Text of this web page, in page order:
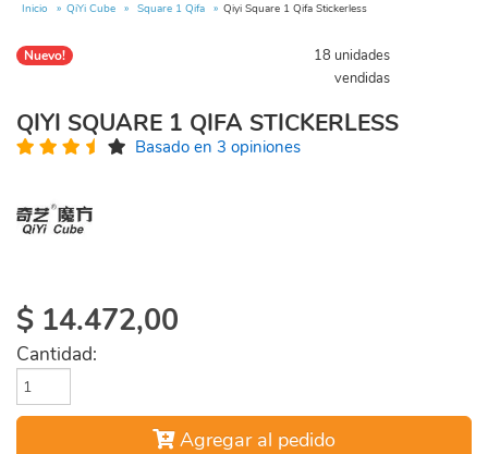
Inicio QiYi Cube Square 1 Qifa Qiyi Square 1 Qifa Stickerless
Nuevo!
18 unidades
vendidas
QIYI SQUARE 1 QIFA STICKERLESS
Basado en 3 opiniones
$ 14.472,00
Cantidad:
Agregar al pedido